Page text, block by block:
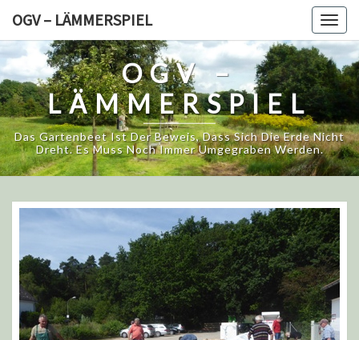
content
OGV – LÄMMERSPIEL
OGV –
LÄMMERSPIEL
Das Gartenbeet Ist Der Beweis, Dass Sich Die Erde Nicht
Dreht. Es Muss Noch Immer Umgegraben Werden.